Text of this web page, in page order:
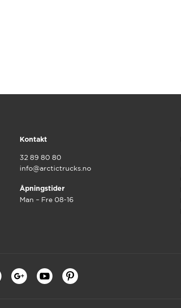
Kontakt
32 89 80 80
info@arctictrucks.no
Åpningstider
Man – Fre 08-16